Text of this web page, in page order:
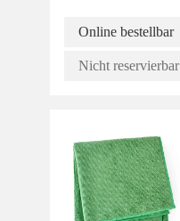
Online bestellbar
Nicht reservierbar